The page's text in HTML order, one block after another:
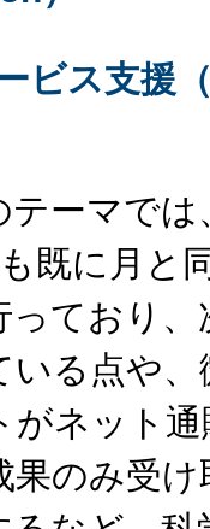
ビス支援
テーマで
既に月と
っており
いる点や
がネット
果のみ受